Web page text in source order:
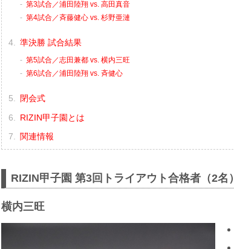
第3試合／浦田陸翔 vs. 高田真音
第4試合／⻫藤健心 vs. 杉野亜漣
準決勝 試合結果
第5試合／志田兼都 vs. 横内三旺
第6試合／浦田陸翔 vs. 斉健心
閉会式
RIZIN甲子園とは
関連情報
RIZIN甲子園 第3回トライアウト合格者（2名）
横内三旺